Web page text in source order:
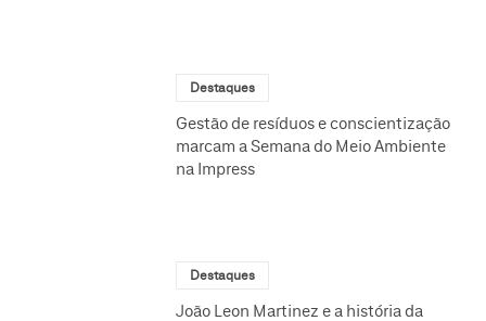
Destaques
Gestão de resíduos e conscientização
marcam a Semana do Meio Ambiente
na Impress
Destaques
João Leon Martinez e a história da